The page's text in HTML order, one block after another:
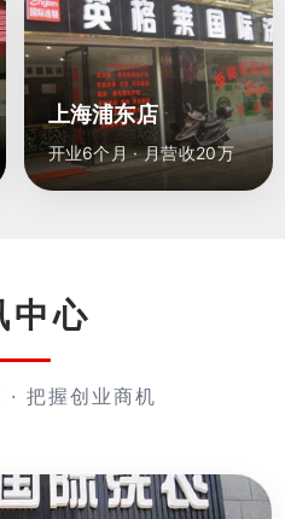
上海浦东店
开业6个月 · 月营收20万
中心
· 把握创业商机